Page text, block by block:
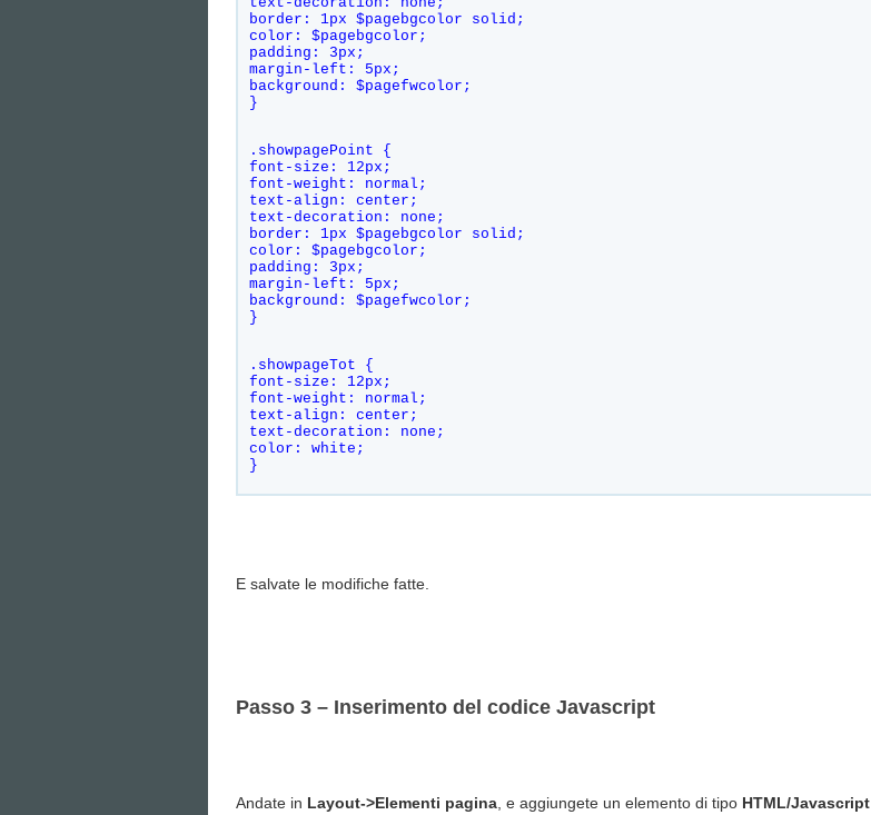
border: 1px $pagebgcolor solid;
color: $pagebgcolor;
padding: 3px;
margin-left: 5px;
background: $pagefwcolor;
}
.showpagePoint {
font-size: 12px;
font-weight: normal;
text-align: center;
text-decoration: none;
border: 1px $pagebgcolor solid;
color: $pagebgcolor;
padding: 3px;
margin-left: 5px;
background: $pagefwcolor;
}
.showpageTot {
font-size: 12px;
font-weight: normal;
text-align: center;
text-decoration: none;
color: white;
}
E salvate le modifiche fatte.
Passo 3 – Inserimento del codice Javascript
Andate in Layout->Elementi pagina , e aggiungete un elemento di tipo HTML/Javascript